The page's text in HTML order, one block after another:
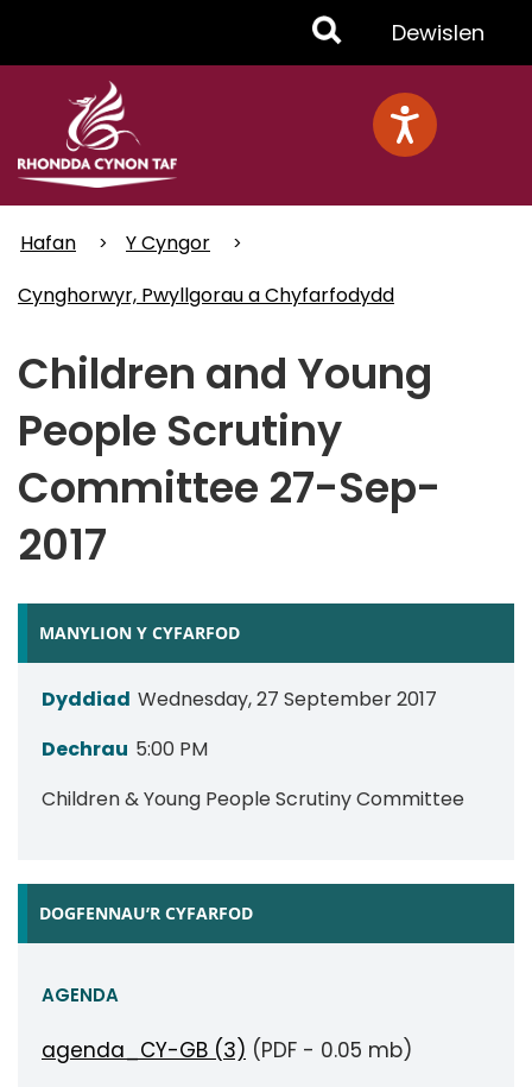
Toggle
Menu
Dewislen
Hafan
Y Cyngor
Cynghorwyr, Pwyllgorau a Chyfarfodydd
Children and Young
People Scrutiny
Committee 27-Sep-
2017
MANYLION Y CYFARFOD
Dyddiad Wednesday, 27 September 2017
Dechrau 5:00 PM
Children & Young People Scrutiny Committee
DOGFENNAU’R CYFARFOD
AGENDA
agenda_CY-GB (3) (PDF - 0.05 mb)